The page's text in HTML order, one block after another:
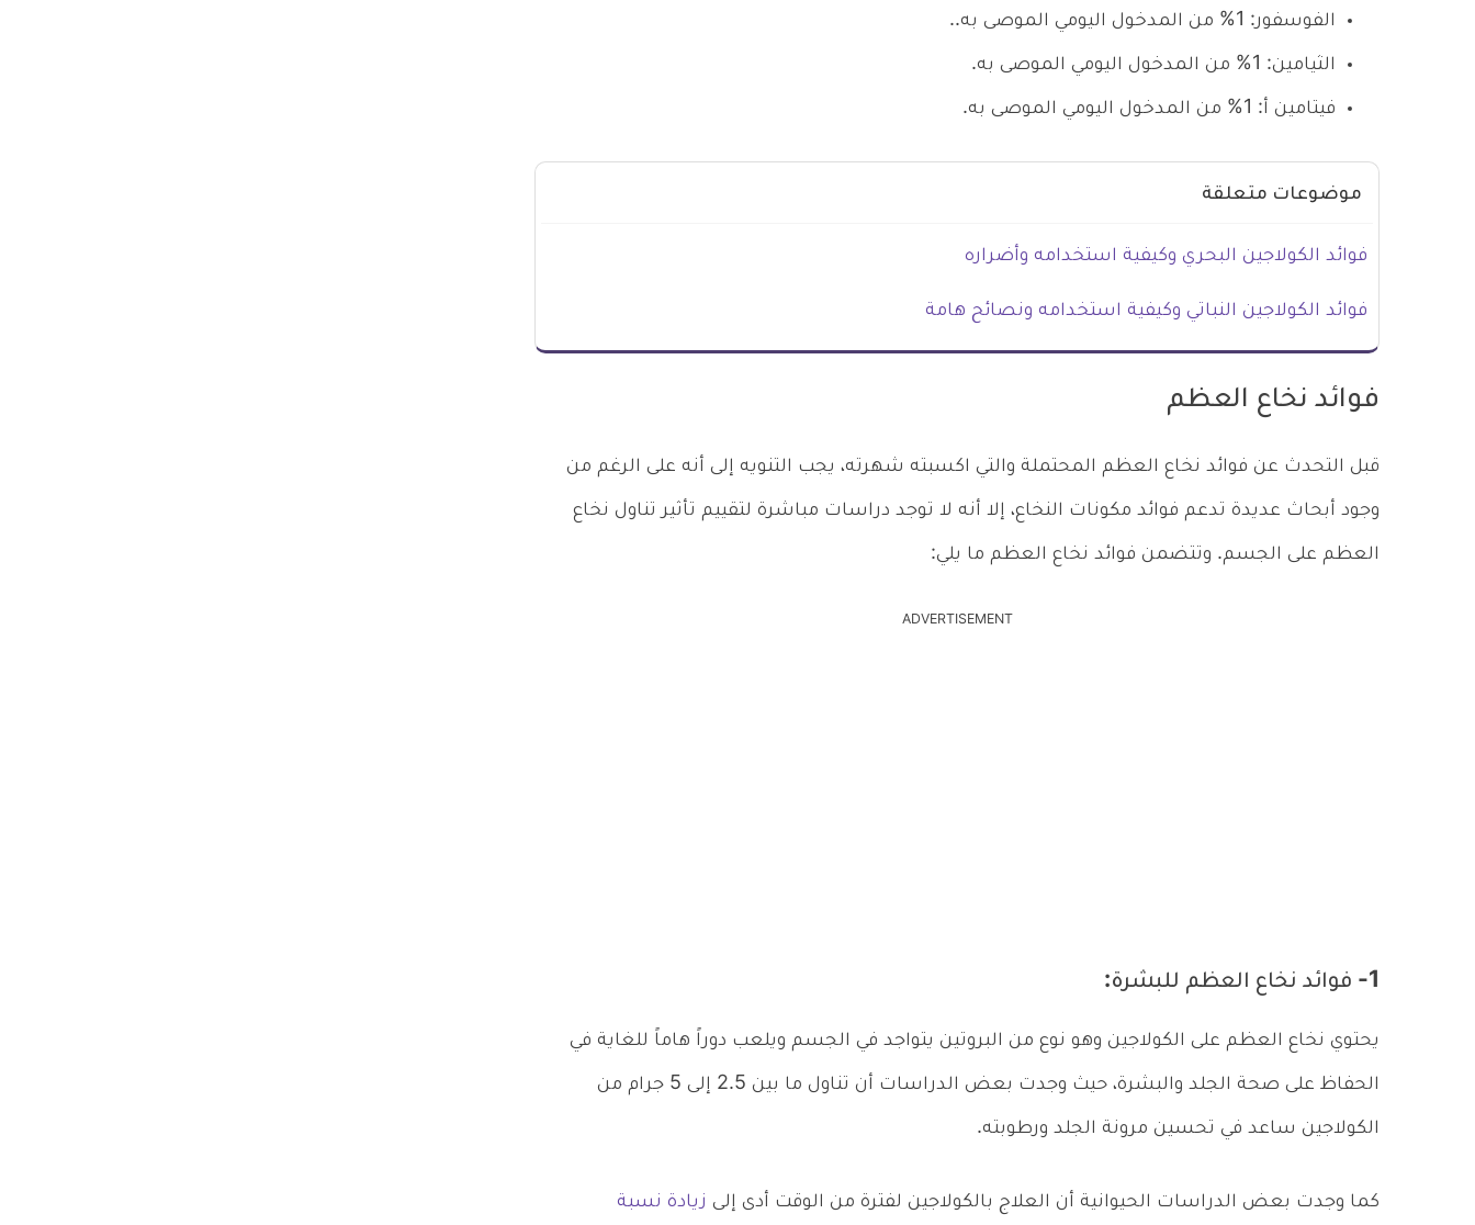
الفوسفور: 1% من المدخول اليومي الموصى به..
الثيامين: 1% من المدخول اليومي الموصى به.
فيتامين أ: 1% من المدخول اليومي الموصى به.
موضوعات متعلقة
فوائد الكولاجين البحري وكيفية استخدامه وأضراره
فوائد الكولاجين النباتي وكيفية استخدامه ونصائح هامة
فوائد نخاع العظم
قبل التحدث عن فوائد نخاع العظم المحتملة والتي اكسبته شهرته، يجب التنويه إلى أنه على الرغم من
وجود أبحاث عديدة تدعم فوائد مكونات النخاع، إلا أنه لا توجد دراسات مباشرة لتقييم تأثير تناول نخاع
العظم على الجسم. وتتضمن فوائد نخاع العظم ما يلي:
ADVERTISEMENT
1- فوائد نخاع العظم للبشرة:
يحتوي نخاع العظم على الكولاجين وهو نوع من البروتين يتواجد في الجسم ويلعب دوراً هاماً للغاية في
الحفاظ على صحة الجلد والبشرة، حيث وجدت بعض الدراسات أن تناول ما بين 2.5 إلى 5 جرام من
الكولاجين ساعد في تحسين مرونة الجلد ورطوبته.
كما وجدت بعض الدراسات الحيوانية أن العلاج بالكولاجين لفترة من الوقت أدى إلى زيادة نسبة